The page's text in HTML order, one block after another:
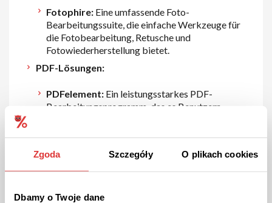
Zgoda Szczegóły O plikach cookies
Dbamy o Twoje dane
Fotophire: Eine umfassende Foto-
Bearbeitungssuite, die einfache Werkzeuge für
die Fotobearbeitung, Retusche und
Fotowiederherstellung bietet.
PDF-Lösungen:
PDFelement: Ein leistungsstarkes PDF-
Bearbeitungsprogramm, das es Benutzern
Oberfläche und fortschrittliche Funktionen für
die PDF-Verwaltung.